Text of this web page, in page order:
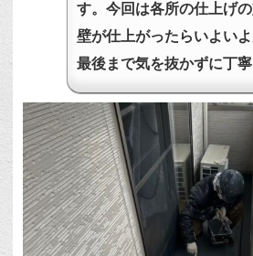
す。今回は各所の仕上げ
壁が仕上がったらいよいよ
最後まで気を抜かずに丁寧